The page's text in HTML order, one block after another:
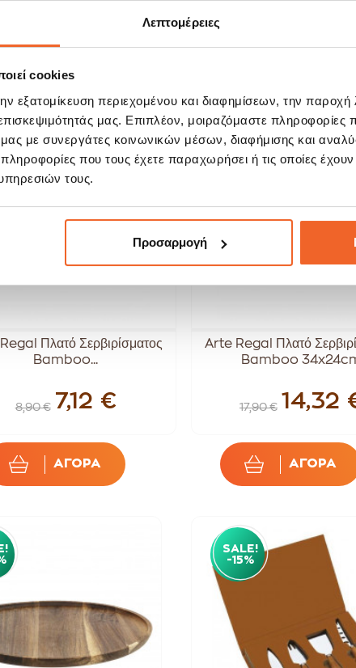
Λεπτομέρειες
cookies
εξατομίκευση περιεχομένου και διαφημίσεων, την παροχή
μας. Επιπλέον, μοιραζόμαστε
μας με συνεργάτες κοινωνικών μέσων, διαφήμισης και
που τους έχετε παραχωρήσει ή τις οποίες
τους.
Προσαρμογή
Πλατό Σερβιρίσματος
Bamboo...
8,90 € 7,12 €
ΑΓΟΡΑ
SALE!
-20%
Arte Regal Πλατό
Bamboo
17,90 € 14,32
ΑΓΟΡΑ
SALE!
-15%